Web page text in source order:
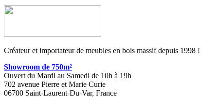
Créateur et importateur de meubles en bois massif depuis 1998 !
Showroom de 750m²
Ouvert du Mardi au Samedi de 10h à 19h
702 avenue Pierre et Marie Curie
06700 Saint-Laurent-Du-Var, France